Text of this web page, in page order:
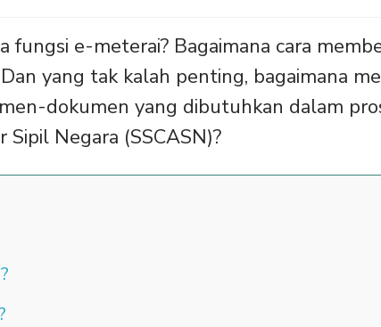
fungsi e-meterai? Bagaimana cara
yang tak kalah penting, bagaimana
dokumen yang dibutuhkan dalam
Negara (SSCASN)?